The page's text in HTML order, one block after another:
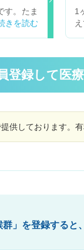
す。たま
切ってお
1
登録して医
供しております。
群」を登録する